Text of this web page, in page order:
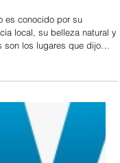
de
para ir de paseo,
es conocido por su
local, su belleza natural y
son los lugares que dijo